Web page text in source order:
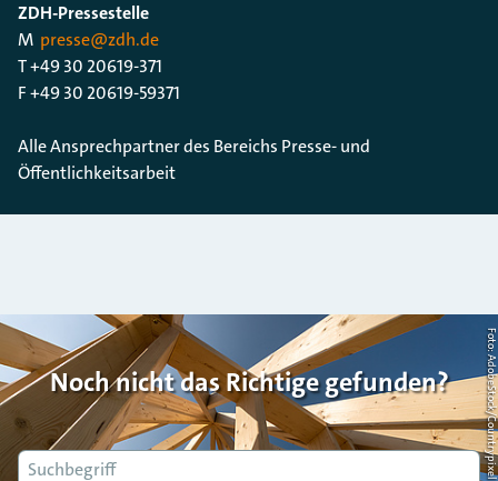
ZDH-Pressestelle
M presse@zdh.de
T +49 30 20619-371
F +49 30 20619-59371
Alle Ansprechpartner des Bereichs Presse- und
Öffentlichkeitsarbeit
Noch nicht das Richtige gefunden?
Suche Foto: AdobeStock/Countrypixel